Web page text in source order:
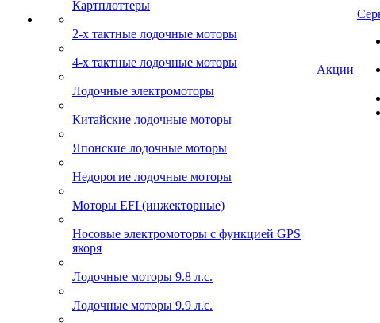
Картплоттеры
2-х тактные лодочные моторы
4-х тактные лодочные моторы
Лодочные электромоторы
Китайские лодочные моторы
Японские лодочные моторы
Недорогие лодочные моторы
Моторы EFI (инжекторные)
Носовые электромоторы с функцией GPS
якоря
Лодочные моторы 9.8 л.с.
Лодочные моторы 9.9 л.с.
Акции